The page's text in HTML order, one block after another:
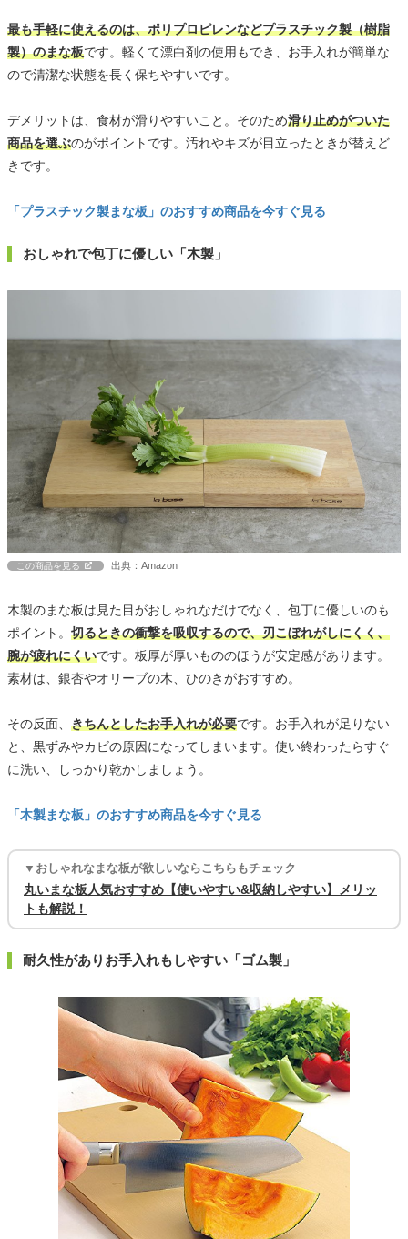
最も手軽に使えるのは、ポリプロピレンなどプラスチック製（樹脂
製）のまな板です。軽くて漂白剤の使用もでき、お手入れが簡単な
ので清潔な状態を長く保ちやすいです。
デメリットは、食材が滑りやすいこと。そのため滑り止めがついた
商品を選ぶのがポイントです。汚れやキズが目立ったときが替えど
きです。
「プラスチック製まな板」のおすすめ商品を今すぐ見る
おしゃれで包丁に優しい「木製」
この商品を見る 出典：Amazon
木製のまな板は見た目がおしゃれなだけでなく、包丁に優しいのも
ポイント。 切るときの衝撃を吸収するので、刃こぼれがしにくく、
腕が疲れにくいです。板厚が厚いもののほうが安定感があります。
素材は、銀杏やオリーブの木、ひのきがおすすめ。
その反面、 きちんとしたお手入れが必要です。お手入れが足りない
と、黒ずみやカビの原因になってしまいます。使い終わったらすぐ
に洗い、しっかり乾かしましょう。
「木製まな板」のおすすめ商品を今すぐ見る
▼おしゃれなまな板が欲しいならこちらもチェック
丸いまな板人気おすすめ【使いやすい&収納しやすい】メリッ
トも解説！
耐久性がありお手入れもしやすい「ゴム製」